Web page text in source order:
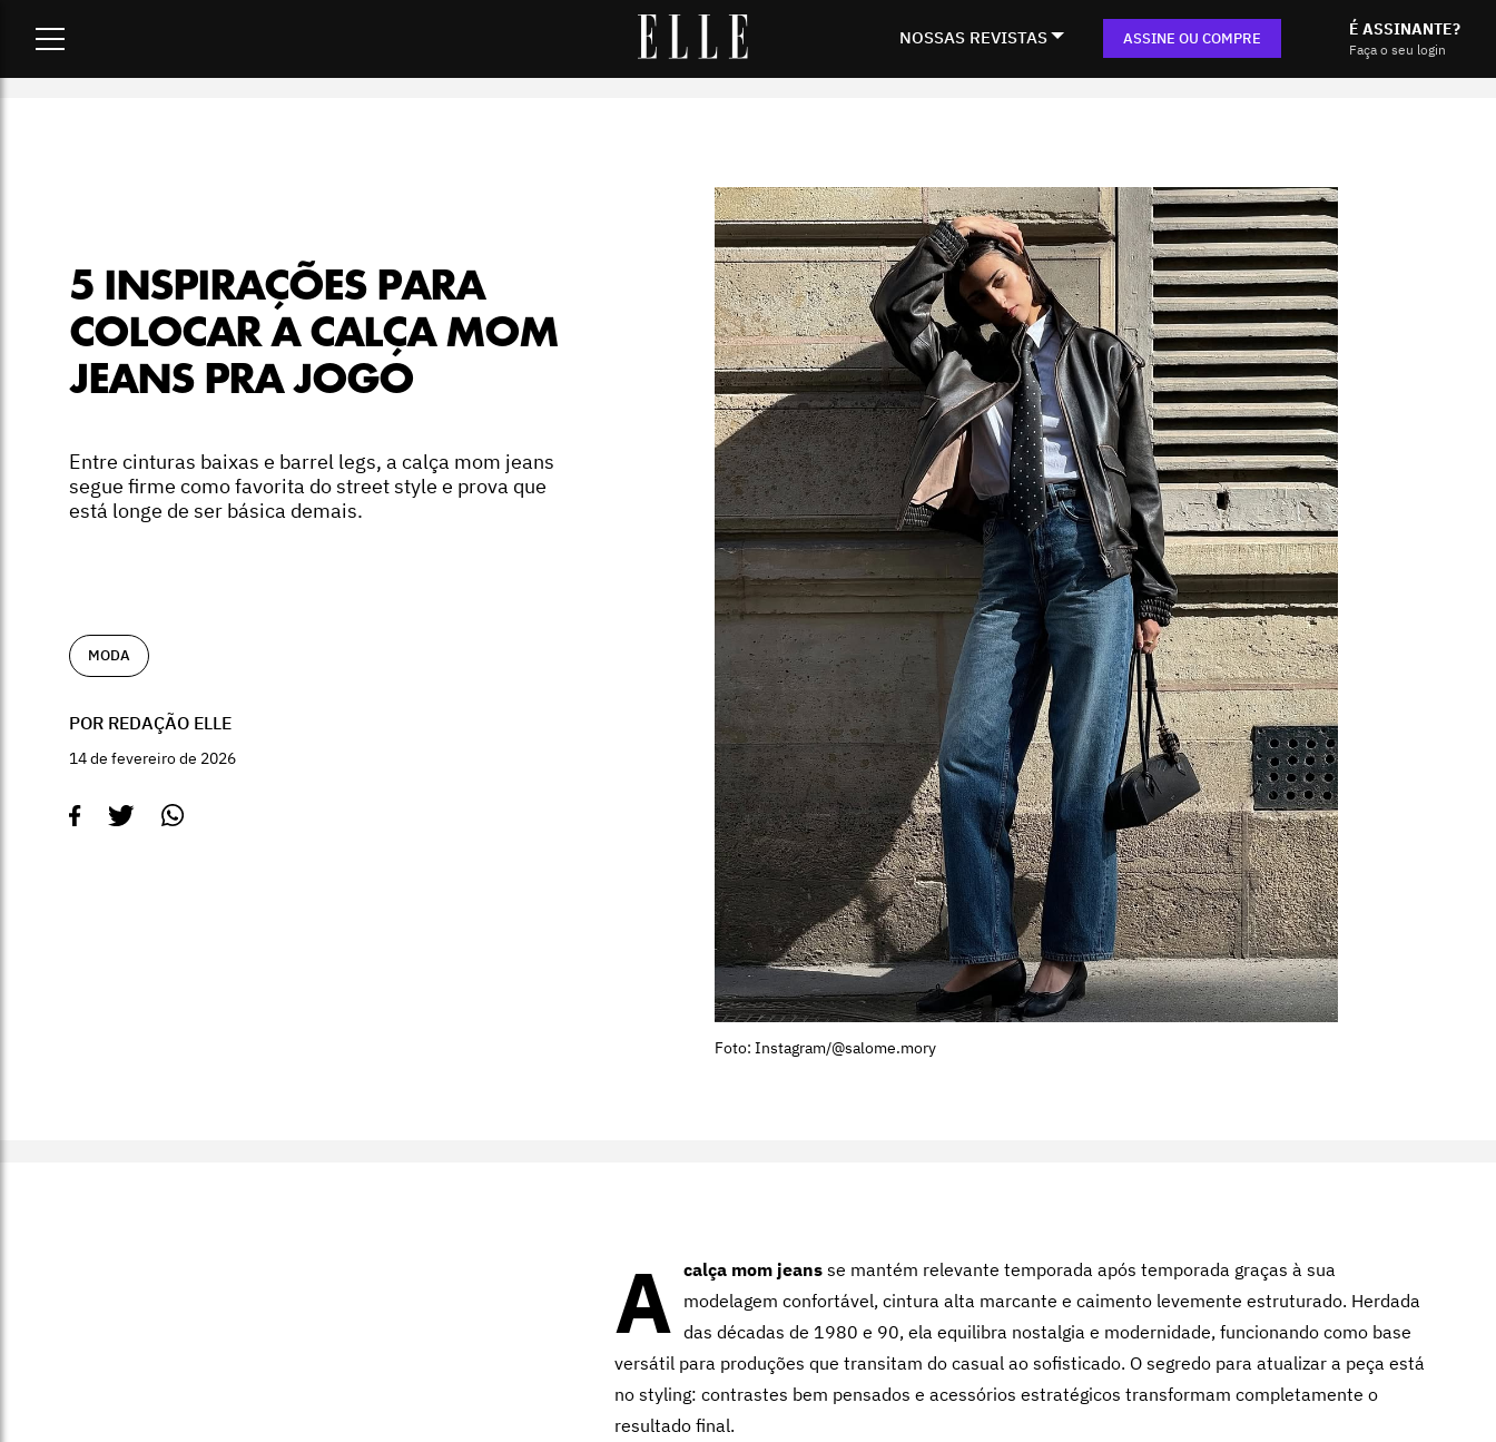
NOSSAS REVISTAS ASSINE OU COMPRE É ASSINANTE?
Faça o seu login
5 INSPIRAÇÕES PARA
COLOCAR A CALÇA MOM
JEANS PRA JOGO
Entre cinturas baixas e barrel legs, a calça mom jeans
segue firme como favorita do street style e prova que
está longe de ser básica demais.
MODA
POR REDAÇÃO ELLE
14 de fevereiro de 2026
Foto: Instagram/@salome.mory
A calça mom jeans se mantém relevante temporada após temporada graças à sua
modelagem confortável, cintura alta marcante e caimento levemente estruturado. Herdada
das décadas de 1980 e 90, ela equilibra nostalgia e modernidade, funcionando como base
versátil para produções que transitam do casual ao sofisticado. O segredo para atualizar a peça está
no styling: contrastes bem pensados e acessórios estratégicos transformam completamente o
resultado final.